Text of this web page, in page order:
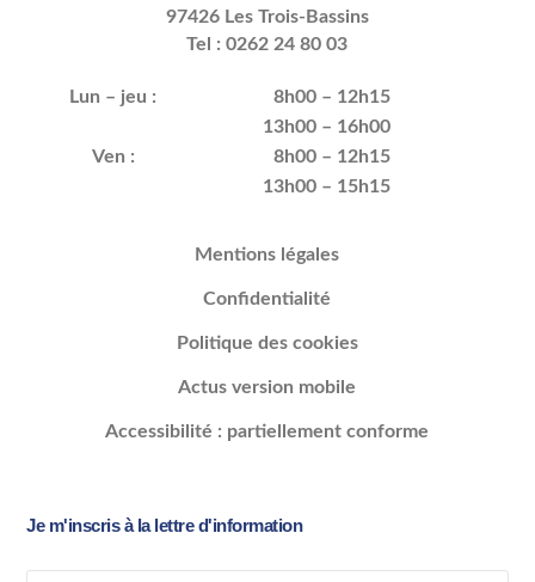
97426 Les Trois-Bassins
Tel : 0262 24 80 03
Lun – jeu :
8h00 – 12h15
13h00 – 16h00
Ven :
8h00 – 12h15
13h00 – 15h15
Mentions légales
Confidentialité
Politique des cookies
Actus version mobile
Accessibilité : partiellement conforme
Je m'inscris à la lettre d'information